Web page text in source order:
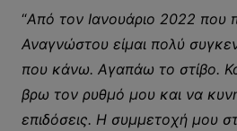
“Από τον Ιανουάριο 2022 που
Αναγνώστου είμαι πολύ
που κάνω. Αγαπάω το στίβο.
βρω τον ρυθμό μου και να
επιδόσεις. Η συμμετοχή μου